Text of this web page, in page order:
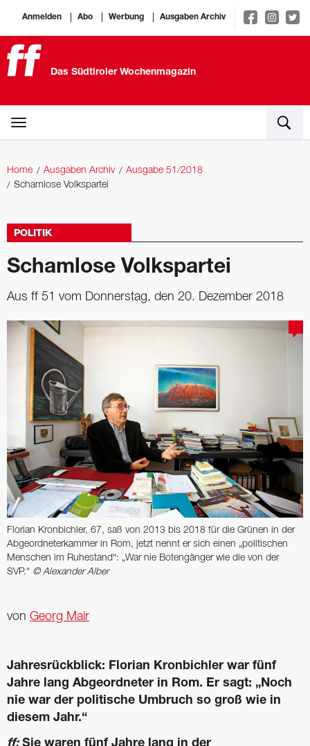
Anmelden Abo Werbung Ausgaben Archiv
Das Südtiroler Wochenmagazin
Home Ausgaben Archiv
Ausgabe 51/2018
Schamlose Volkspartei
POLITIK
Schamlose Volkspartei
Aus ff 51 vom Donnerstag, den 20. Dezember 2018
Florian Kronbichler, 67, saß von 2013 bis 2018 für die Grünen in der
Abgeordneterkammer in Rom, jetzt nennt er sich einen „politischen
Menschen im Ruhestand“: „War nie Botengänger wie die von der
SVP.“ © Alexander Alber
von Georg Mair
Jahresrückblick: Florian Kronbichler war fünf
Jahre lang Abgeordneter in Rom. Er sagt: „Noch
nie war der politische Umbruch so groß wie in
diesem Jahr.“